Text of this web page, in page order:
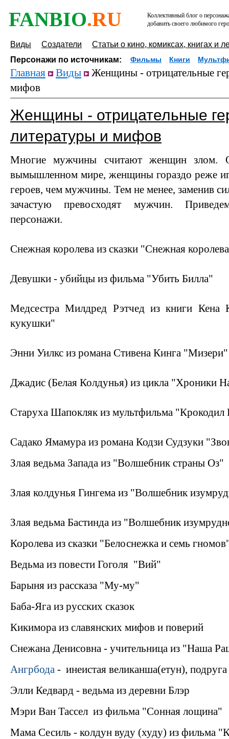
FANBIO.RU
Коллективный блог о
добавить своего любимого
Виды Создатели
Статьи о кино, комиксах, книгах и
Персонажи по источникам:
Фильмы Книги
Главная Виды
Женщины - отрицательные
мифов
Женщины - отрицательные
литературы и мифов
Многие мужчины считают женщин
вымышленном мире, женщины гораздо реже
героев, чем мужчины. Тем не менее, заменив
зачастую превосходят мужчин.
персонажи.
Снежная королева из сказки "Снежная
Девушки - убийцы из фильма "Убить Билла"
Медсестра Милдред Рэтчед из книги Кена
кукушки"
Энни Уилкс из романа Стивена Кинга "Мизери"
Джадис (Белая Колдунья) из цикла "Хроники
Старуха Шапокляк из мультфильма "Крокодил
Садако Ямамура из романа Кодзи Судзуки
Злая ведьма Запада из "Волшебник страны Оз"
Злая колдунья Гингема из "Волшебник
Злая ведьма Бастинда из "Волшебник
Королева из сказки "Белоснежка и семь
Ведьма из повести Гоголя "Вий"
Барыня из рассказа "Му-му"
Баба-Яга из русских сказок
Кикимора из славянских мифов и поверий
Снежана Денисовна - учительница из "Наша
Ангрбода - инеистая великанша(етун),
Элли Кедвард - ведьма из деревни Блэр
Мэри Ван Тассел из фильма "Сонная лощина"
Мама Сесиль - колдун вуду (худу) из фильма